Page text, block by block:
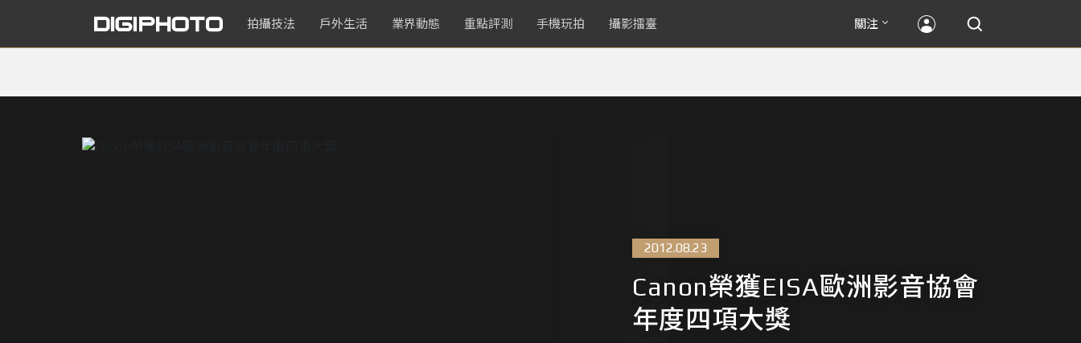
拍攝技法 戶外生活 業界動態 重點評測 手機玩拍 攝影擂臺 關注
2012.08.23
Canon榮獲EISA歐洲影音協會
年度四項大獎